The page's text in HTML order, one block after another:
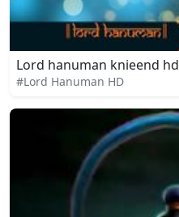
Lord hanuman knieend hd
#Lord Hanuman HD